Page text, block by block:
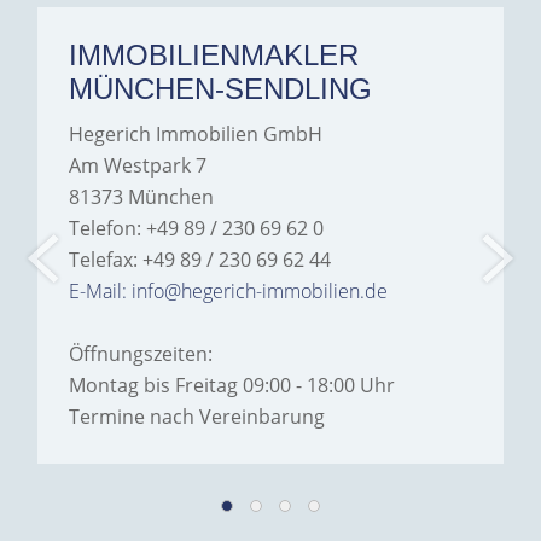
IMMOBILIENMAKLER
MÜNCHEN-SENDLING
Hegerich Immobilien GmbH
Am Westpark 7
81373 München
Telefon: +49 89 / 230 69 62 0
Telefax: +49 89 / 230 69 62 44
E-Mail: info@hegerich-immobilien.de
Öffnungszeiten:
Montag bis Freitag 09:00 - 18:00 Uhr
Termine nach Vereinbarung